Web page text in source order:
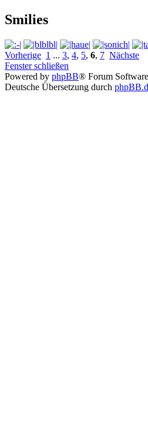
Smilies
Vorherige 1 ... 3, 4, 5, 6, 7 Nächste
Fenster schließen
Powered by phpBB® Forum
Deutsche Übersetzung durch